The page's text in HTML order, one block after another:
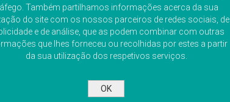
Também partilhamos informações acerca da sua
do site com os nossos parceiros de redes sociais, de
e de análise, que as podem combinar com outras
que lhes forneceu ou recolhidas por estes a partir
da sua utilização dos respetivos serviços.
OK